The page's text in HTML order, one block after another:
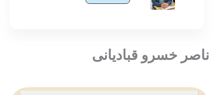
ناصر خسرو قبادیانی